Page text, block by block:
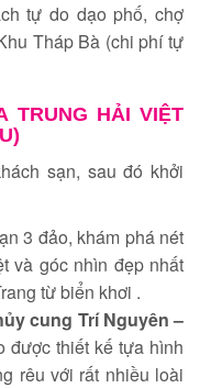
tự do dạo phố, chợ
Tháp Bà (chi phí tự
TRUNG HẢI VIỆT
sạn, sau đó khởi
3 đảo, khám phá nét
và góc nhìn đẹp nhất
từ biển khơi .
cung Trí Nguyên–
được thiết kế tựa hình
rêu với rất nhiều loài